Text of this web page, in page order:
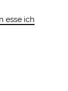
esse ich